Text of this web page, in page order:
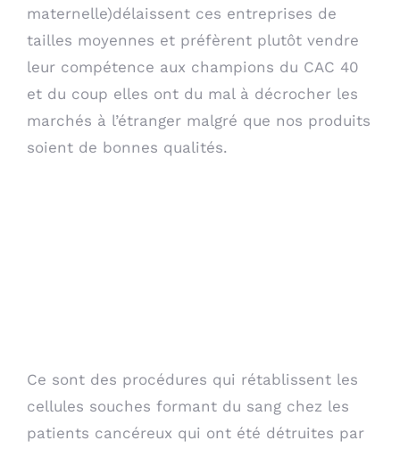
maternelle)délaissent ces entreprises de
tailles moyennes et préfèrent plutôt vendre
leur compétence aux champions du CAC 40
et du coup elles ont du mal à décrocher les
marchés à l’étranger malgré que nos produits
soient de bonnes qualités.
Ce sont des procédures qui rétablissent les
cellules souches formant du sang chez les
patients cancéreux qui ont été détruites par